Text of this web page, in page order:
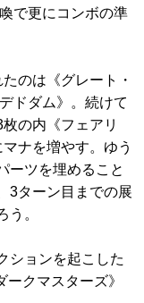
で更にコンボの準
のは 《グレート・
ドダム》
。続けて
枚の内 《フェアリ
ナを増やす。ゆう
ーツを埋めること
3ターン目までの展
う。
ションを起こした
ークマスターズ》